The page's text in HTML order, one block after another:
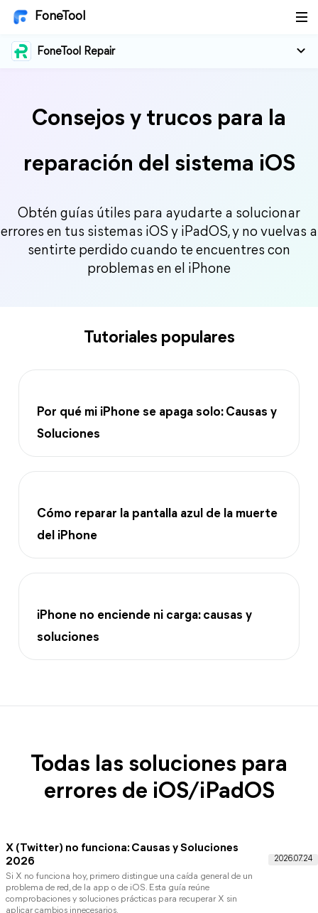
FoneTool
FoneTool Repair
Consejos y trucos para la
reparación del sistema iOS
Obtén guías útiles para ayudarte a solucionar
errores en tus sistemas iOS y iPadOS, y no vuelvas a
sentirte perdido cuando te encuentres con
problemas en el iPhone
Tutoriales populares
Por qué mi iPhone se apaga solo: Causas y
Soluciones
Cómo reparar la pantalla azul de la muerte
del iPhone
iPhone no enciende ni carga: causas y
soluciones